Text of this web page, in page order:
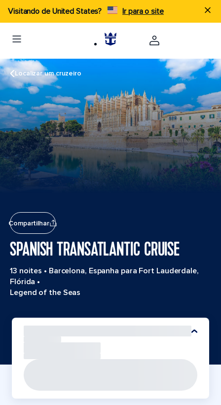
Visitando de United States? Ir para o site
Localizar um cruzeiro
Compartilhar
SPANISH TRANSATLANTIC CRUISE
13 noites • Barcelona, Espanha para Fort Lauderdale,
Flórida •
Legend of the Seas